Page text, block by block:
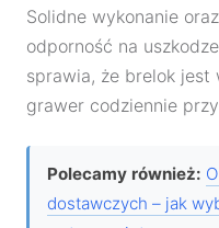
Solidne wykonanie
odporność na
sprawia, że brelok jest
grawer codziennie
Polecamy również:
dostawczych – jak